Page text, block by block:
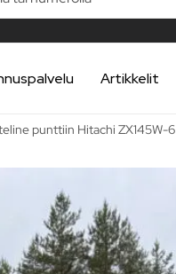
Artikkelit
punttiin Hitachi ZX145W-6